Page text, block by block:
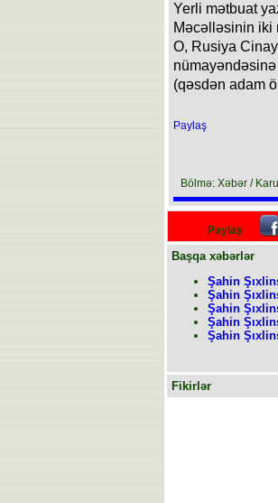
Yerli mətbuat
Məcəlləsinin iki
O, Rusiya
(qəsdən adam
Paylaş
Bölmə: Xəbər /
Paylaş
Başqa xəbərlər
Şahin
Şahin
Şahin
Şahin
Şahin
Fikirlər